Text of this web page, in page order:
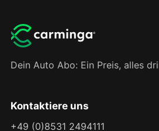
Dein Auto Abo: Ein Preis, alles
Kontaktiere uns
+49 (0)8531 2494111